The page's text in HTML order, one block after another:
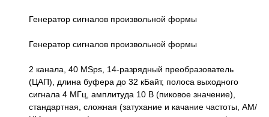
Генератор сигналов произвольной формы
Генератор сигналов произвольной формы
2 канала, 40 MSps, 14-разрядный преобразователь
(ЦАП), длина буфера до 32 кБайт, полоса выходного
сигнала 4 МГц, амплитуда 10 В (пиковое значение),
стандартная, сложная (затухание и качание частоты, АМ/